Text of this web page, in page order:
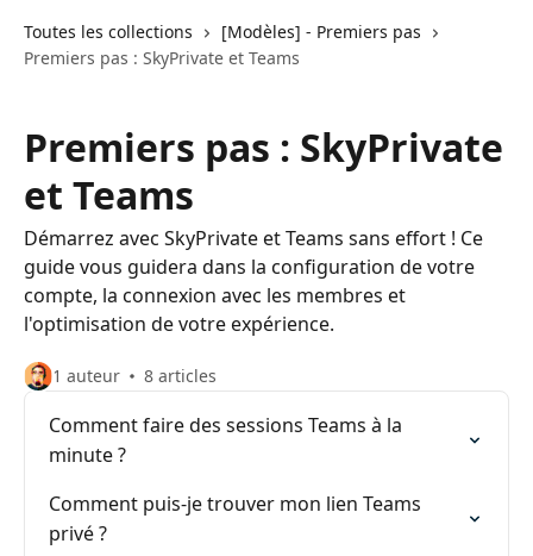
Toutes les collections
[Modèles] - Premiers pas
Premiers pas : SkyPrivate et Teams
Premiers pas : SkyPrivate
et Teams
Démarrez avec SkyPrivate et Teams sans effort ! Ce
guide vous guidera dans la configuration de votre
compte, la connexion avec les membres et
l'optimisation de votre expérience.
1 auteur 8 articles
Comment faire des sessions Teams à la
minute ?
Comment puis-je trouver mon lien Teams
privé ?